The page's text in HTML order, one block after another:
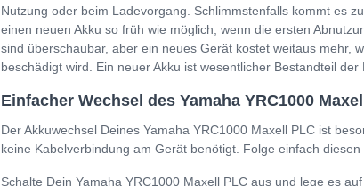
Nutzung oder beim Ladevorgang. Schlimmstenfalls kommt es
einen neuen Akku so früh wie möglich, wenn die ersten
sind überschaubar, aber ein neues Gerät kostet weitaus mehr,
beschädigt wird. Ein neuer Akku ist wesentlicher Bestandteil
Einfacher Wechsel des Yamaha YRC1000
Der Akkuwechsel Deines Yamaha YRC1000 Maxell PLC ist
keine Kabelverbindung am Gerät benötigt. Folge einfach diesen
Schalte Dein Yamaha YRC1000 Maxell PLC aus und lege es